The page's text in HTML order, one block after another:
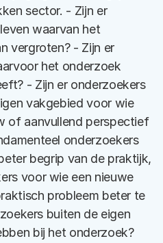
sector. - Zijn er
waarvan het
vergroten? - Zijn er
het onderzoek
- Zijn er onderzoekers
vakgebied voor wie
of aanvullend perspectief
onderzoekers
begrip van de praktijk,
voor wie een nieuwe
probleem beter te
buiten de eigen
bij het onderzoek?